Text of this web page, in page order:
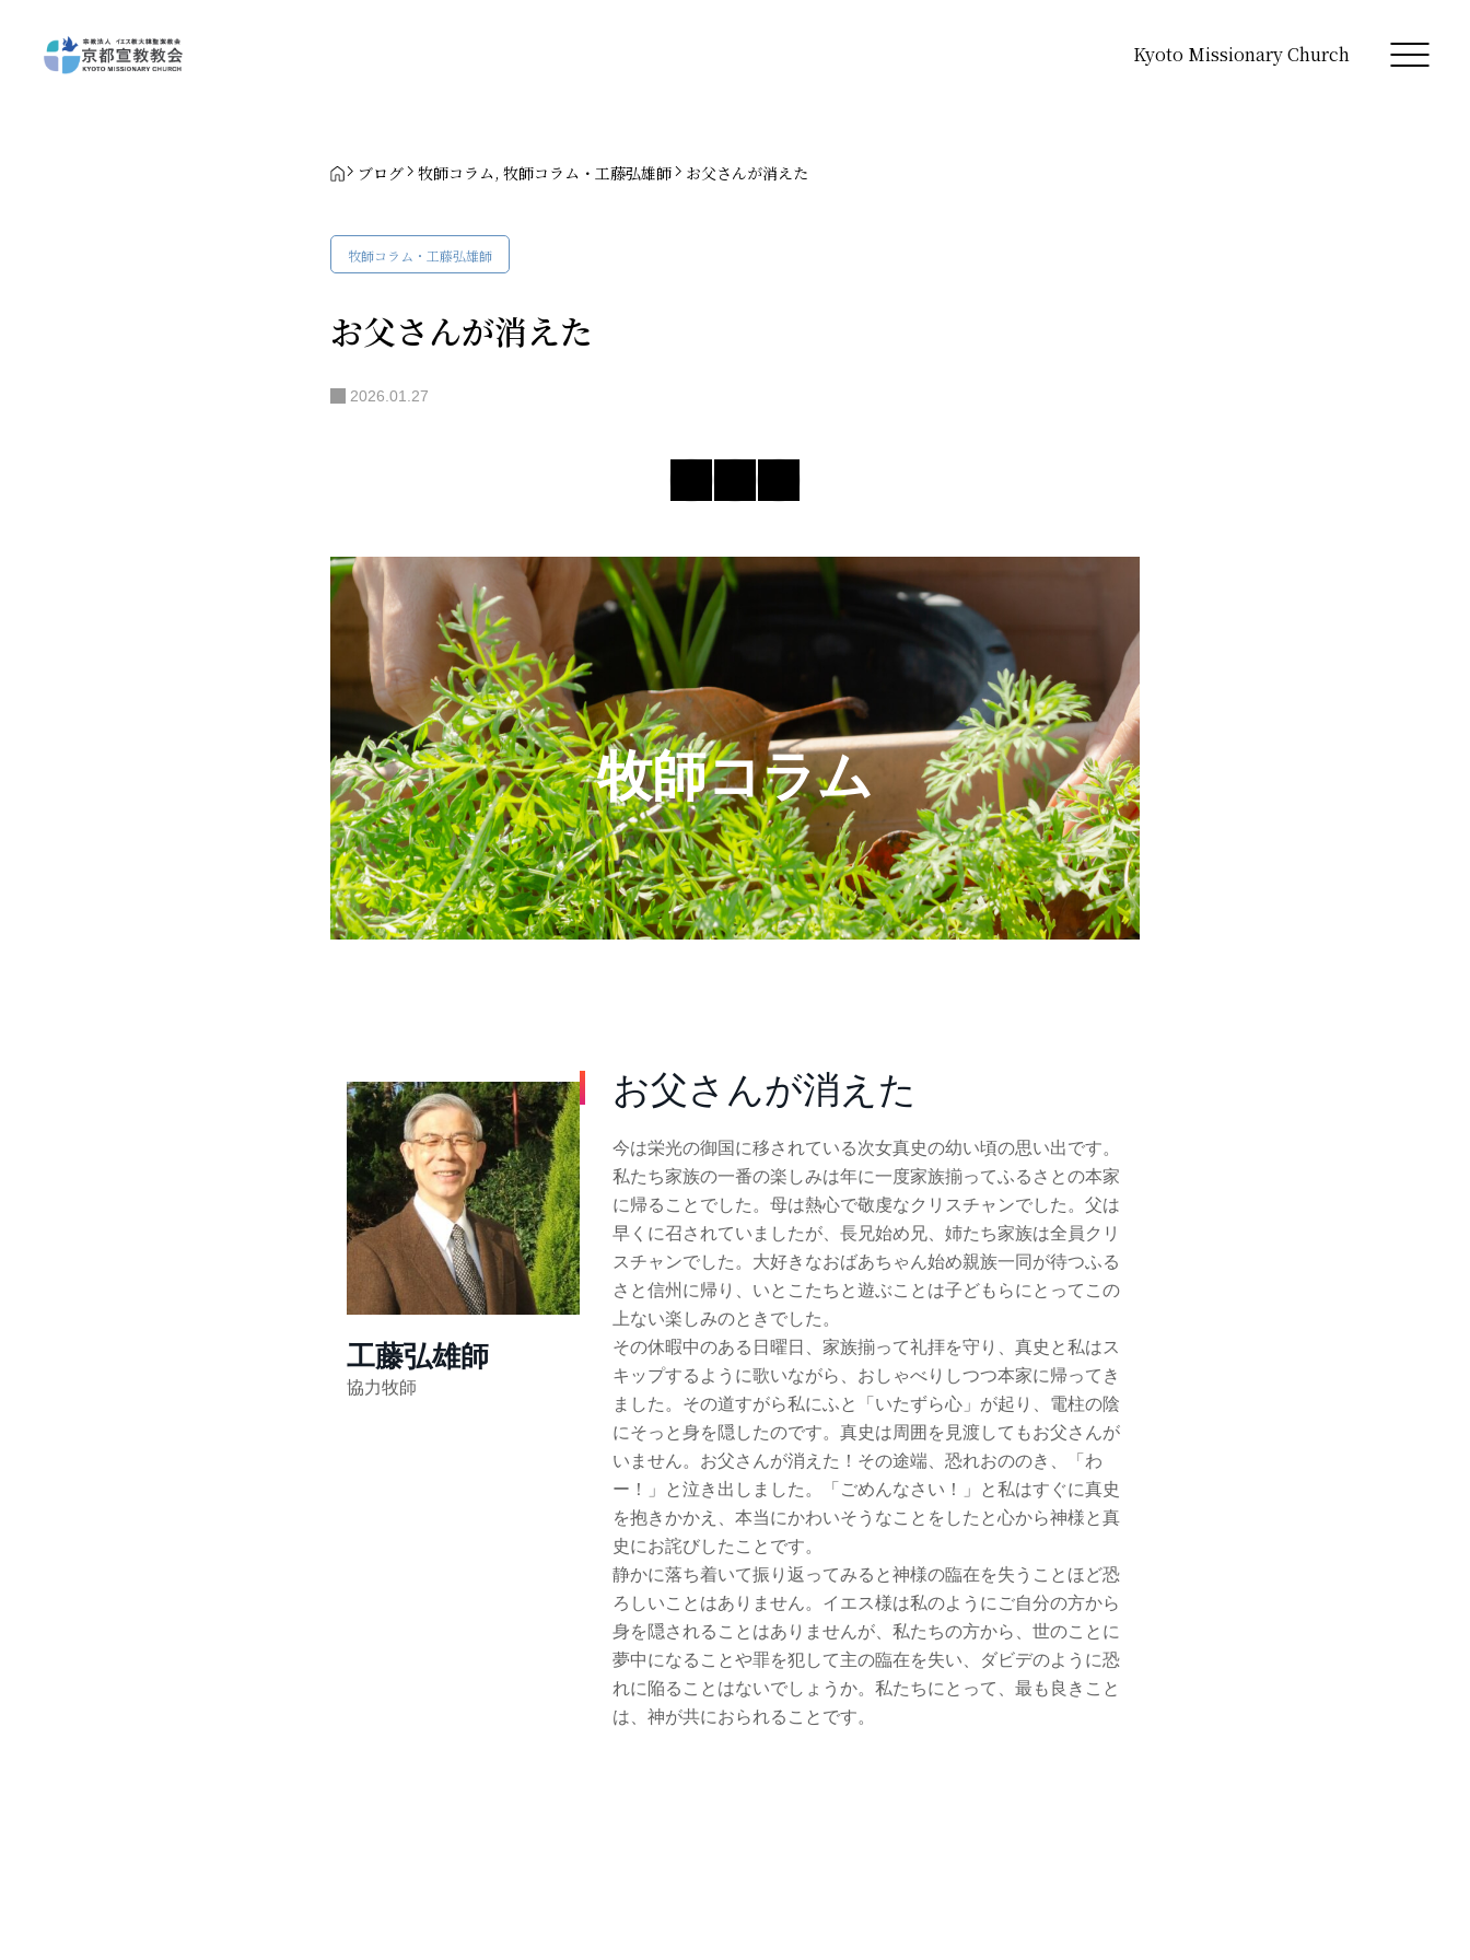
Kyoto Missionary Church
ブログ 牧師コラム, 牧師コラム・工藤弘雄師 お父さんが消えた
牧師コラム・工藤弘雄師
お父さんが消えた
2026.01.27
牧師コラム
工藤弘雄師
協力牧師
お父さんが消えた
今は栄光の御国に移されている次女真史の幼い頃の思い出です。
私たち家族の一番の楽しみは年に一度家族揃ってふるさとの本家
に帰ることでした。母は熱心で敬虔なクリスチャンでした。父は
早くに召されていましたが、長兄始め兄、姉たち家族は全員クリ
スチャンでした。大好きなおばあちゃん始め親族一同が待つふる
さと信州に帰り、いとこたちと遊ぶことは子どもらにとってこの
上ない楽しみのときでした。
その休暇中のある日曜日、家族揃って礼拝を守り、真史と私はス
キップするように歌いながら、おしゃべりしつつ本家に帰ってき
ました。その道すがら私にふと「いたずら心」が起り、電柱の陰
にそっと身を隠したのです。真史は周囲を見渡してもお父さんが
いません。お父さんが消えた！その途端、恐れおののき、「わ
ー！」と泣き出しました。「ごめんなさい！」と私はすぐに真史
を抱きかかえ、本当にかわいそうなことをしたと心から神様と真
史にお詫びしたことです。
静かに落ち着いて振り返ってみると神様の臨在を失うことほど恐
ろしいことはありません。イエス様は私のようにご自分の方から
身を隠されることはありませんが、私たちの方から、世のことに
夢中になることや罪を犯して主の臨在を失い、ダビデのように恐
れに陥ることはないでしょうか。私たちにとって、最も良きこと
は、神が共におられることです。